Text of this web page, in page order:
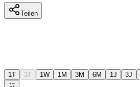
Teilen
1T 3T 1W 1M 3M 6M 1J 3J